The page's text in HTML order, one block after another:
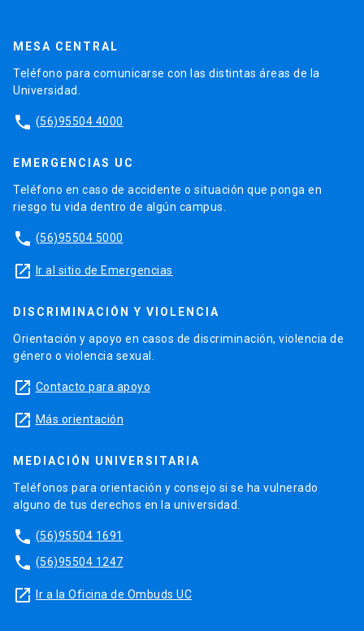
MESA CENTRAL
Teléfono para comunicarse con las distintas áreas de la
Universidad.
phone (56)95504 4000
EMERGENCIAS UC
Teléfono en caso de accidente o situación que ponga en
riesgo tu vida dentro de algún campus.
phone (56)95504 5000
launch Ir al sitio de Emergencias
DISCRIMINACIÓN Y VIOLENCIA
Orientación y apoyo en casos de discriminación, violencia de
género o violencia sexual.
launch Contacto para apoyo
launch Más orientación
MEDIACIÓN UNIVERSITARIA
Teléfonos para orientación y consejo si se ha vulnerado
alguno de tus derechos en la universidad.
phone (56)95504 1691
phone (56)95504 1247
launch Ir a la Oficina de Ombuds UC